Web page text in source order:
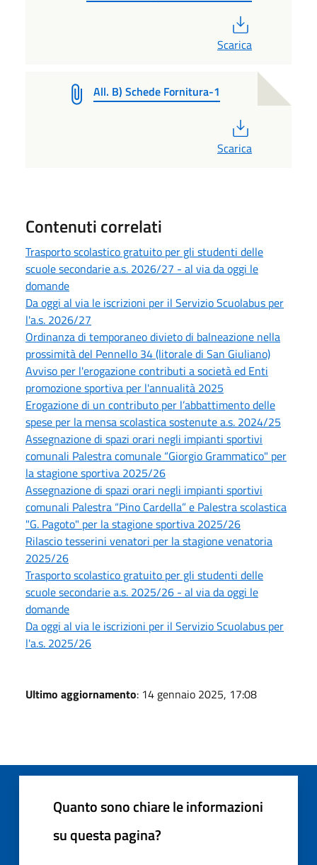
Scarica
All. B) Schede Fornitura-1
Scarica
Contenuti correlati
Trasporto scolastico gratuito per gli studenti delle
scuole secondarie a.s. 2026/27 - al via da oggi le
domande
Da oggi al via le iscrizioni per il Servizio Scuolabus per
l'a.s. 2026/27
Ordinanza di temporaneo divieto di balneazione nella
prossimità del Pennello 34 (litorale di San Giuliano)
Avviso per l'erogazione contributi a società ed Enti
promozione sportiva per l'annualità 2025
Erogazione di un contributo per l’abbattimento delle
spese per la mensa scolastica sostenute a.s. 2024/25
Assegnazione di spazi orari negli impianti sportivi
comunali Palestra comunale “Giorgio Grammatico" per
la stagione sportiva 2025/26
Assegnazione di spazi orari negli impianti sportivi
comunali Palestra “Pino Cardella” e Palestra scolastica
"G. Pagoto" per la stagione sportiva 2025/26
Rilascio tesserini venatori per la stagione venatoria
2025/26
Trasporto scolastico gratuito per gli studenti delle
scuole secondarie a.s. 2025/26 - al via da oggi le
domande
Da oggi al via le iscrizioni per il Servizio Scuolabus per
l'a.s. 2025/26
Ultimo aggiornamento: 14 gennaio 2025, 17:08
Quanto sono chiare le informazioni
su questa pagina?